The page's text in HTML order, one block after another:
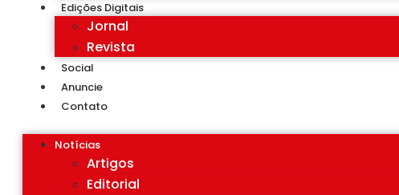
Edições Digitais
Jornal
Revista
Social
Anuncie
Contato
Notícias
Artigos
Editorial